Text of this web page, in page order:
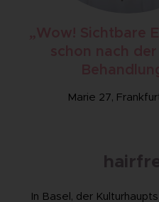
Marie 27,
In Basel, der